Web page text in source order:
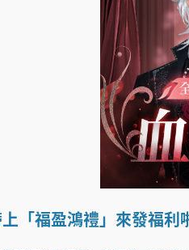
「福盈鴻禮」來發福利